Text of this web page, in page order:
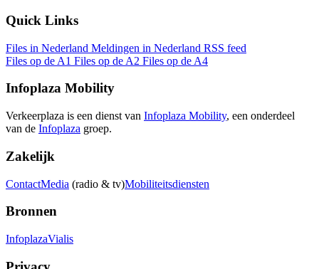
Quick Links
Files in Nederland Meldingen in Nederland RSS feed
Files op de A1 Files op de A2 Files op de A4
Infoplaza Mobility
Verkeerplaza is een dienst van Infoplaza Mobility, een onderdeel
van de Infoplaza groep.
Zakelijk
ContactMedia (radio & tv)Mobiliteitsdiensten
Bronnen
InfoplazaVialis